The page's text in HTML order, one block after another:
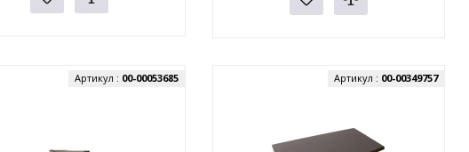
Артикул : 00-00053685 Артикул : 00-00349757